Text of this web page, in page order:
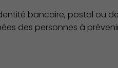
bancaire, postal ou
des personnes à